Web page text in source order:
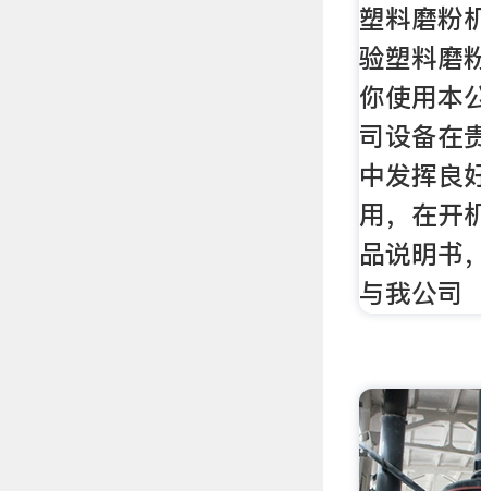
塑料磨粉
验塑料磨
你使用本
司设备在
中发挥良
用，在开
品说明书
与我公司